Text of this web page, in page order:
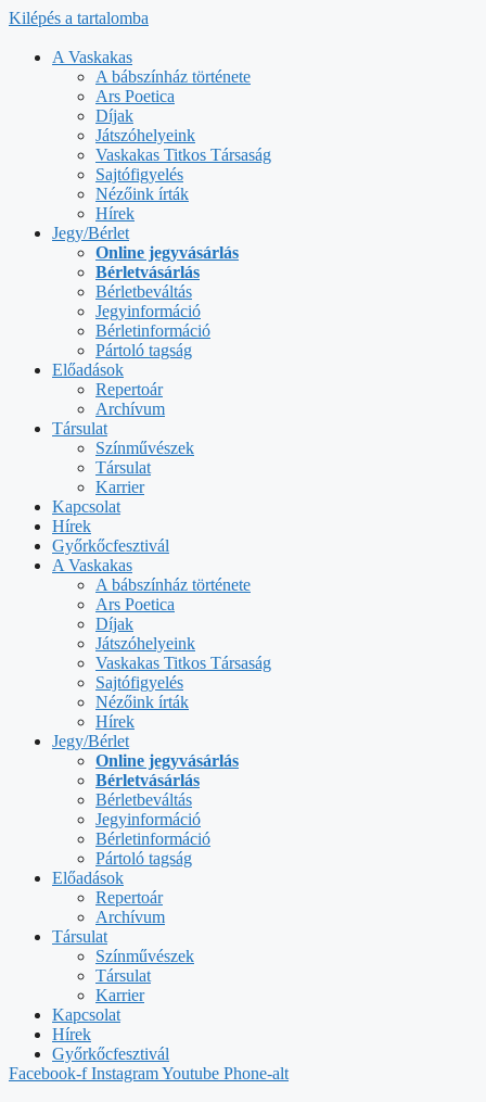
Kilépés a tartalomba
A Vaskakas
A bábszínház története
Ars Poetica
Díjak
Játszóhelyeink
Vaskakas Titkos Társaság
Sajtófigyelés
Nézőink írták
Hírek
Jegy/Bérlet
Online jegyvásárlás
Bérletvásárlás
Bérletbeváltás
Jegyinformáció
Bérletinformáció
Pártoló tagság
Előadások
Repertoár
Archívum
Társulat
Színművészek
Társulat
Karrier
Kapcsolat
Hírek
Győrkőcfesztivál
A Vaskakas
A bábszínház története
Ars Poetica
Díjak
Játszóhelyeink
Vaskakas Titkos Társaság
Sajtófigyelés
Nézőink írták
Hírek
Jegy/Bérlet
Online jegyvásárlás
Bérletvásárlás
Bérletbeváltás
Jegyinformáció
Bérletinformáció
Pártoló tagság
Előadások
Repertoár
Archívum
Társulat
Színművészek
Társulat
Karrier
Kapcsolat
Hírek
Győrkőcfesztivál
Facebook-f InstagramYoutube Phone-alt